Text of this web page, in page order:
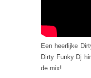
Een heerlijke
Dirty Funky Dj
de mix!